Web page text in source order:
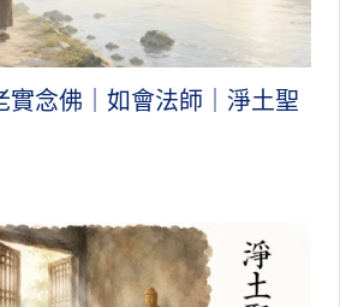
實念佛｜如會法師｜淨土聖